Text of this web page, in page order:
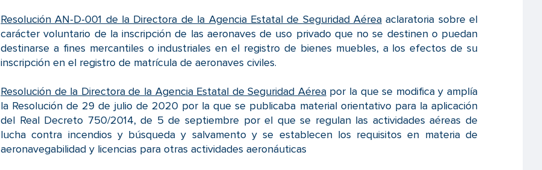
Resolución AN-D-001 de la Directora de la Agencia Estatal de Seguridad Aéreaaclaratoria sobre el
carácter voluntario de la inscripción de las aeronaves de uso privado que no se destinen o puedan
destinarse a fines mercantiles o industriales en el registro de bienes muebles, a los efectos de su
inscripción en el registro de matrícula de aeronaves civiles.
Resolución de la Directora de la Agencia Estatal de Seguridad Aéreapor la que se modifica y amplía
la Resolución de 29 de julio de 2020 por la que se publicaba material orientativo para la aplicación
del Real Decreto 750/2014, de 5 de septiembre por el que se regulan las actividades aéreas de
lucha contra incendios y búsqueda y salvamento y se establecen los requisitos en materia de
aeronavegabilidad y licencias para otras actividades aeronáuticas